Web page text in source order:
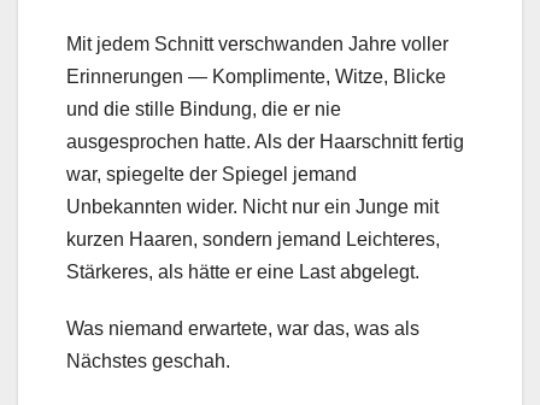
Mit jedem Schnitt verschwanden Jahre voller
Erinnerungen — Komplimente, Witze, Blicke
und die stille Bindung, die er nie
ausgesprochen hatte. Als der Haarschnitt fertig
war, spiegelte der Spiegel jemand
Unbekannten wider. Nicht nur ein Junge mit
kurzen Haaren, sondern jemand Leichteres,
Stärkeres, als hätte er eine Last abgelegt.
Was niemand erwartete, war das, was als
Nächstes geschah.